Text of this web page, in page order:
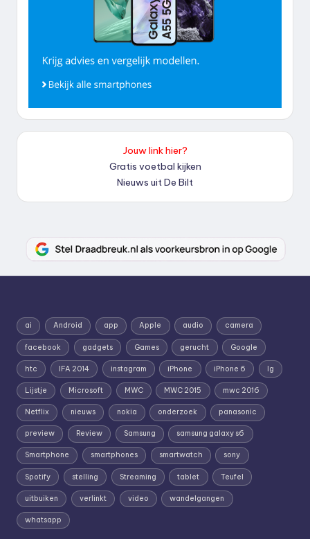
Jouw link hier?
Gratis voetbal kijken
Nieuws uit De Bilt
ai Android app Apple audio camera
facebook gadgets Games gerucht Google
htc IFA 2014 instagram iPhone iPhone 6 lg
Lijstje Microsoft MWC MWC 2015 mwc 2016
Netflix nieuws nokia onderzoek panasonic
preview Review Samsung samsung galaxy s6
Smartphone smartphones smartwatch sony
Spotify stelling Streaming tablet Teufel
uitbuiken verlinkt video wandelgangen
whatsapp